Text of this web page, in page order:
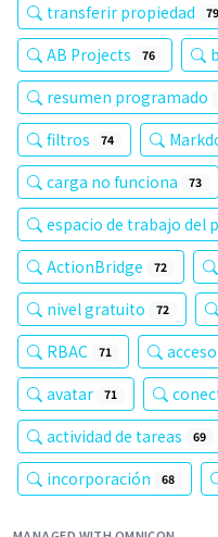
transferir propiedad 79
AB Projects 76
resumen programado
filtros 74
carga no funciona 73
espacio de trabajo del
ActionBridge 72
nivel gratuito 72
RBAC 71
avatar 71
actividad de tareas 69
incorporación 68